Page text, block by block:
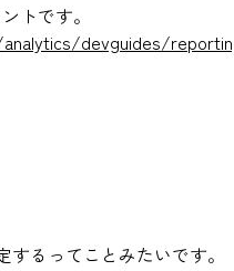
トです。
devguides/
るってことみたいです。